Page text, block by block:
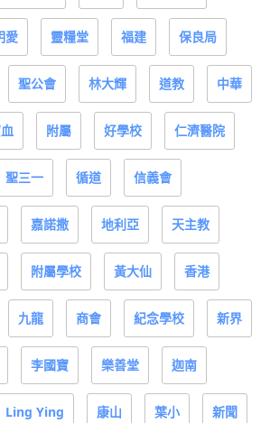
愛 靈糧堂 福建 保良局
聖公會 林大輝 道教 中華
附屬 好學校 仁濟醫院
聖三一 循道 信義會
嘉諾撒 地利亞 天主教
附屬學校 黃大仙 香港
九龍 商會 紀念學校 新界
李國寶 樂善堂 迦南
Ling Ying 康山 葉小 新聞